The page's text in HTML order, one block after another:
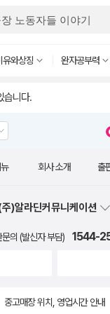
유와상징 완자공부력
습니다.
회사 소개 출
)알라딘커뮤니케이션
문의 (발신자 부담) 1544-
중고매장 위치, 영업시간 안내